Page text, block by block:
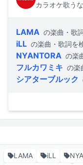
カラオケ歌う
LAMA の楽曲・歌
iLL の楽曲・歌詞を
NYANTORA の楽
フルカワミキ の楽
シアターブルック
LAMA iLL